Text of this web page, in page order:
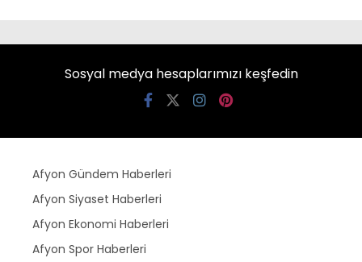
Sosyal medya hesaplarımızı keşfedin
Afyon Gündem Haberleri
Afyon Siyaset Haberleri
Afyon Ekonomi Haberleri
Afyon Spor Haberleri